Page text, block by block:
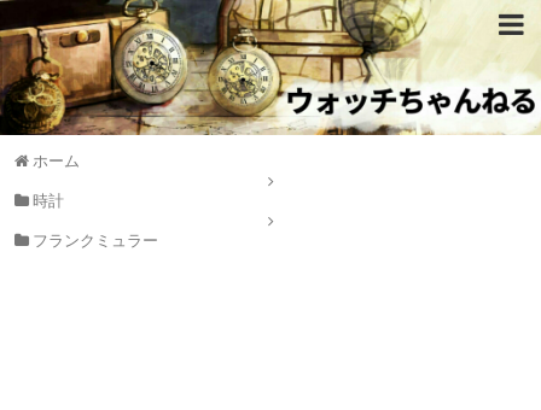
ホーム
時計
フランクミュラー